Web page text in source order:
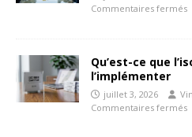
Commentaires fermés
Qu’est-ce que
l’implémenter
juillet 3, 2026
Commentaires fermés